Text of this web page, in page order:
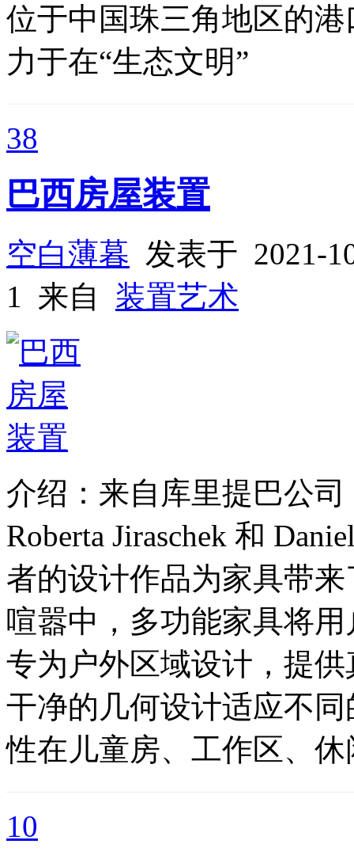
位于中国珠三角地区的
力于在“生态文明”
38
巴西房屋装置
空白薄暮 发表于 2021-
1 来自 装置艺术
介绍：来自库里提巴公司
Roberta Jiraschek 和
者的设计作品为家具带
喧嚣中，多功能家具将
专为户外区域设计，提
干净的几何设计适应不
性在儿童房、工作区、
10